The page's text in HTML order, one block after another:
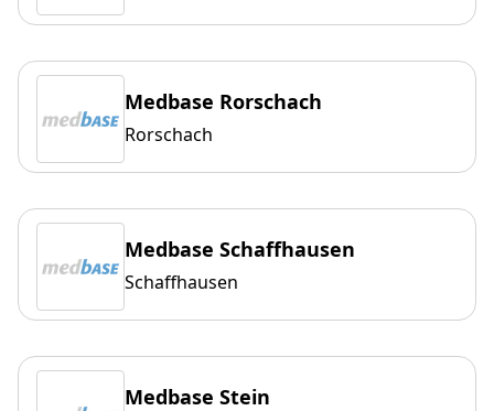
Medbase Rorschach
Rorschach
Medbase Schaffhausen
Schaffhausen
Medbase Stein